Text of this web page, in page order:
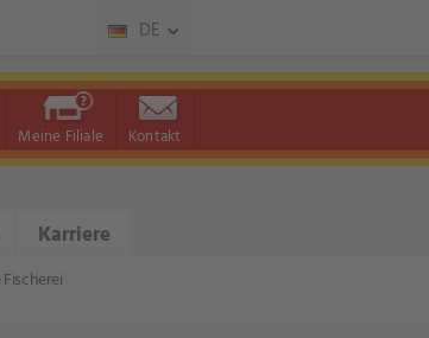
DE
Meine Filiale Kontakt
Karriere